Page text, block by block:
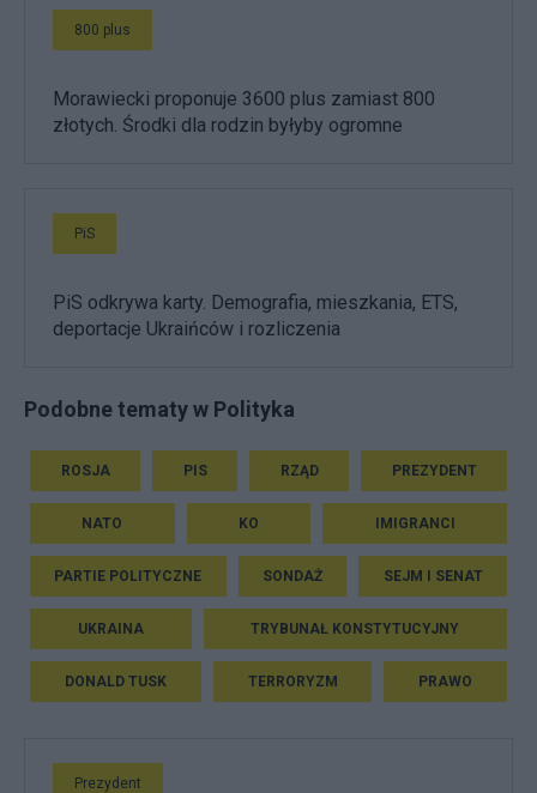
800 plus
Morawiecki proponuje 3600 plus zamiast 800
złotych. Środki dla rodzin byłyby ogromne
PiS
PiS odkrywa karty. Demografia, mieszkania, ETS,
deportacje Ukraińców i rozliczenia
Podobne tematy w Polityka
ROSJA PIS RZĄD PREZYDENT
NATO KO IMIGRANCI
PARTIE POLITYCZNE SONDAŻ SEJM I SENAT
UKRAINA TRYBUNAŁ KONSTYTUCYJNY
DONALD TUSK TERRORYZM PRAWO
Prezydent